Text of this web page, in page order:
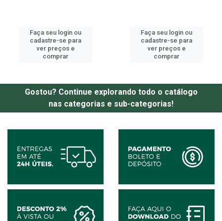
Faça seu login ou
cadastre-se para
ver preços e
Faça seu login ou
cadastre-se para
ver preços e
Gostou? Continue explorando todo o catálogo
nas categorias e sub-categorias!